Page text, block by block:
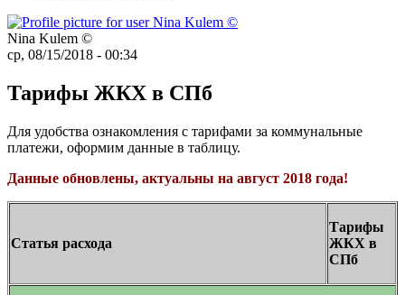
Nina Kulem ©️
ср, 08/15/2018 - 00:34
Тарифы ЖКХ в СПб
Для удобства ознакомления с тарифами за коммунальные
платежи, оформим данные в таблицу.
Данные обновлены, актуальны на август 2018 года!
Статья расхода
Тарифы
ЖКХ в
СПб